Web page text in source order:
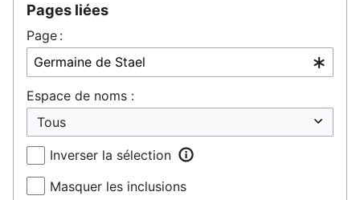
Pages liées
Page :
Espace de noms :
Inverser la sélection
Masquer les inclusions